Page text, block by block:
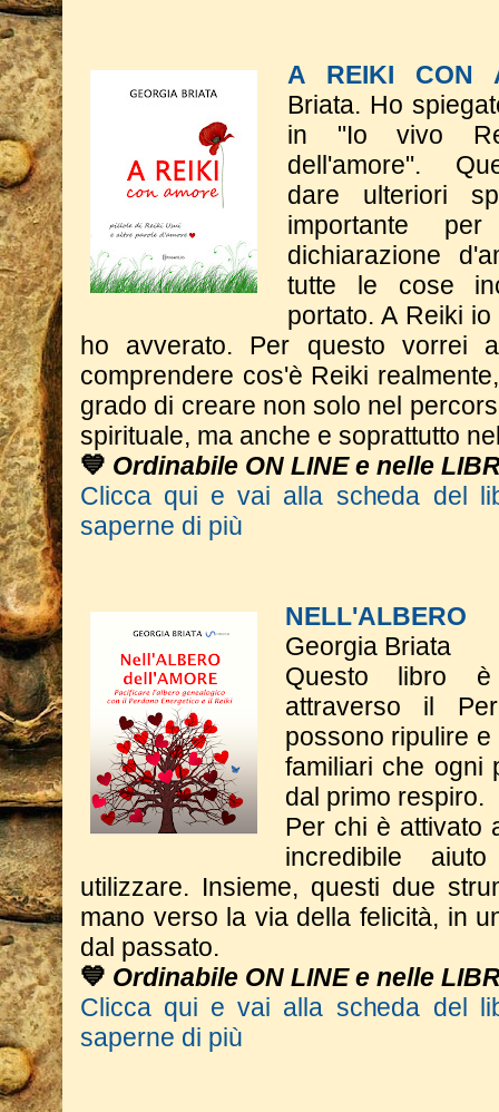
A REIKI CON
Briata. Ho
in "Io vivo
dell'amore".
dare ulteriori
importante
dichiarazione
tutte le cose
portato. A Reiki
ho avverato. ​Per questo vorrei
comprendere cos'è Reiki
grado di creare non solo nel
spirituale, ma anche e soprattutto
💙 Ordinabile ON LINE e nelle
Clicca qui e vai alla scheda del
saperne di più
NELL'ALBERO
Georgia Briata
Questo libro
attraverso il
possono ripulire
familiari che ogni
dal primo respiro.
Per chi è attivato
incredibile
utilizzare. Insieme, questi due
mano verso la via della felicità, in
dal passato.
💙 Ordinabile ON LINE e nelle
Clicca qui e vai alla scheda del
saperne di più